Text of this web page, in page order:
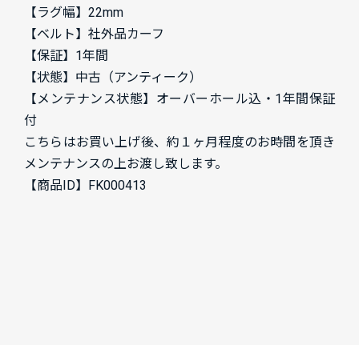
【ラグ幅】22mm
【ベルト】社外品カーフ
【保証】1年間
【状態】中古（アンティーク）
【メンテナンス状態】オーバーホール込・1年間保証
付
こちらはお買い上げ後、約１ヶ月程度のお時間を頂き
メンテナンスの上お渡し致します。
【商品ID】FK000413